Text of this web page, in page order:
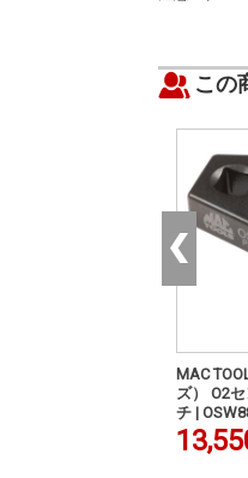
この
MAC
ズ） O2
チ |